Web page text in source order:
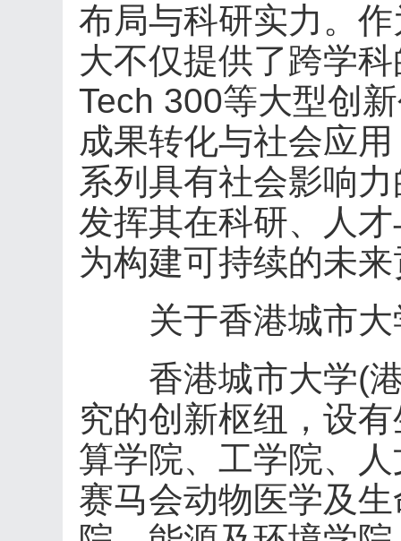
布局与科研实力。
大不仅提供了跨学
Tech 300等大型创
成果转化与社会应
系列具有社会影响
发挥其在科研、人
为构建可持续的未
关于香港城市大
香港城市大学(港
究的创新枢纽，设
算学院、工学院、
赛马会动物医学及